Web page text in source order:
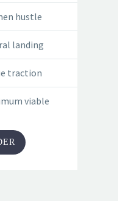
hustle
landing
traction
viable